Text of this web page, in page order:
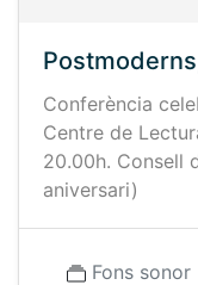
Conferència
Centre de
20.00h. Consell
aniversari)
Fons sonor